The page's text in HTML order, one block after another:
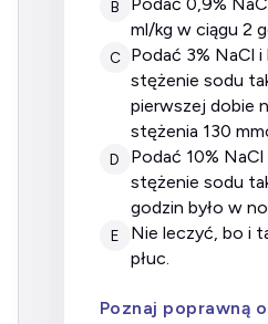
B
ml/kg w ciągu 2
C
podać 3% NaCl i kontrolować
stężenie sodu
pierwszej dobie
stężenia 130
D
podać 10% NaCl i kontrolować
stężenie sodu
godzin było w
E
nie leczyć, bo i tak umrze na raka
płuc.
Poznaj poprawną